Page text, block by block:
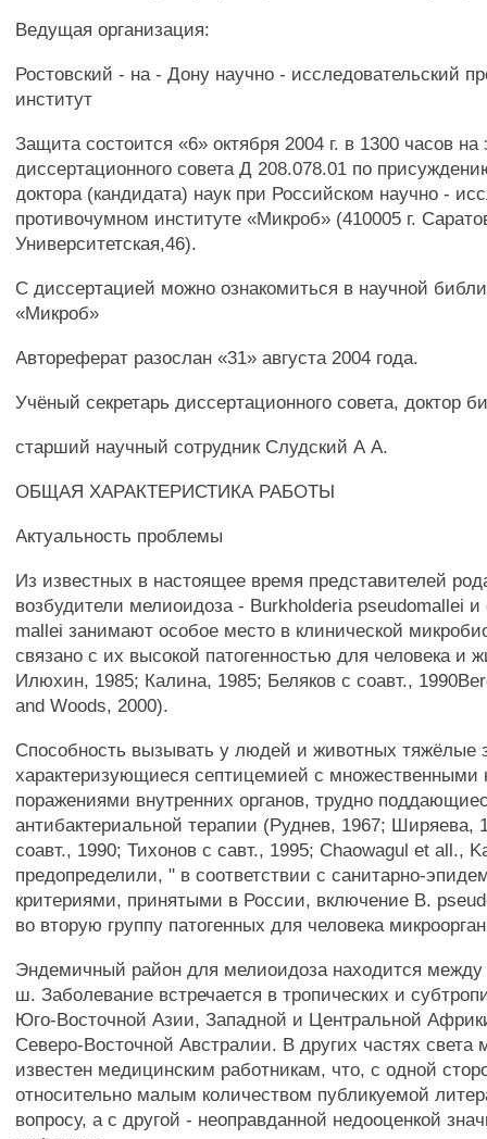
Ведущая организация:
Ростовский - на - Дону научно - исследовательский
институт
Защита состоится «6» октября 2004 г. в 1300 часов на
диссертационного совета Д 208.078.01 по
доктора (кандидата) наук при Российском научно -
противочумном институте «Микроб» (410005 г.
Университетская,46).
С диссертацией можно ознакомиться в научной
«Микроб»
Автореферат разослан «31» августа 2004 года.
Учёный секретарь диссертационного совета, доктор
старший научный сотрудник Слудский А А.
ОБЩАЯ ХАРАКТЕРИСТИКА РАБОТЫ
Актуальность проблемы
Из известных в настоящее время представителей
возбудители мелиоидоза - Burkholderia pseudomallei
mallei занимают особое место в клинической
связано с их высокой патогенностью для человека и
Илюхин, 1985; Калина, 1985; Беляков с соавт.,
and Woods, 2000).
Способность вызывать у людей и животных тяжёлые
характеризующиеся септицемией с множественными
поражениями внутренних органов, трудно
антибактериальной терапии (Руднев, 1967; Ширяева,
соавт., 1990; Тихонов с савт., 1995; Chaowagul et all.,
предопределили, " в соответствии с санитарно-
критериями, принятыми в России, включение В.
во вторую группу патогенных для человека
Эндемичный район для мелиоидоза находится
ш. Заболевание встречается в тропических и
Юго-Восточной Азии, Западной и Центральной
Северо-Восточной Австралии. В других частях света
известен медицинским работникам, что, с одной
относительно малым количеством публикуемой
вопросу, а с другой - неоправданной недооценкой